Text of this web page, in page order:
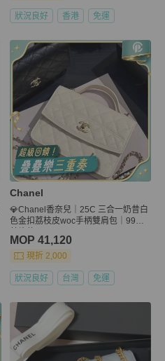
狀況良好 香港 免運
Chanel
💎Chanel香奈兒｜25C 三合一奶昔白
色金扣荔枝皮woc手柄雙肩包｜99新
MOP 41,120
現折 2,000
狀況良好 台灣 免運